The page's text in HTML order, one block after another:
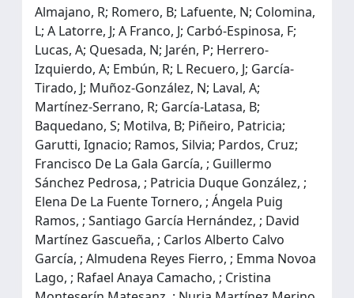
Almajano, R; Romero, B; Lafuente, N; Colomina,
L; A Latorre, J; A Franco, J; Carbó-Espinosa, F;
Lucas, A; Quesada, N; Jarén, P; Herrero-
Izquierdo, A; Embún, R; L Recuero, J; García-
Tirado, J; Muñoz-González, N; Laval, A;
Martínez-Serrano, R; García-Latasa, B;
Baquedano, S; Motilva, B; Piñeiro, Patricia;
Garutti, Ignacio; Ramos, Silvia; Pardos, Cruz;
Francisco De La Gala García, ; Guillermo
Sánchez Pedrosa, ; Patricia Duque González, ;
Elena De La Fuente Tornero, ; Ángela Puig
Ramos, ; Santiago García Hernández, ; David
Martínez Gascueña, ; Carlos Alberto Calvo
García, ; Almudena Reyes Fierro, ; Emma Novoa
Lago, ; Rafael Anaya Camacho, ; Cristina